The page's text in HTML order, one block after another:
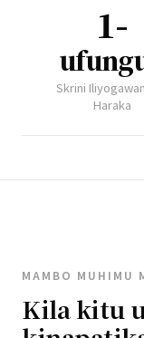
1-
Skrini
Haraka
MAMBO MUHIMU
Kila kitu